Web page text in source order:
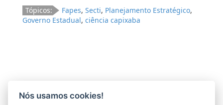
Tópicos: Fapes, Secti, Planejamento Estratégico,
Governo Estadual, ciência capixaba
Nós usamos cookies!